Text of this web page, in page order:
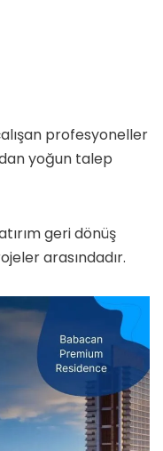
profesyoneller
yoğun talep
geri dönüş
arasındadır.